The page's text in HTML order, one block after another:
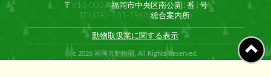
〒810-0037 福岡市中央区南公園1番1号
TEL:092-531-1968(総合案内所)
動物取扱業に関する表示
c 2026 福岡市動物園, All Rights Reserved.